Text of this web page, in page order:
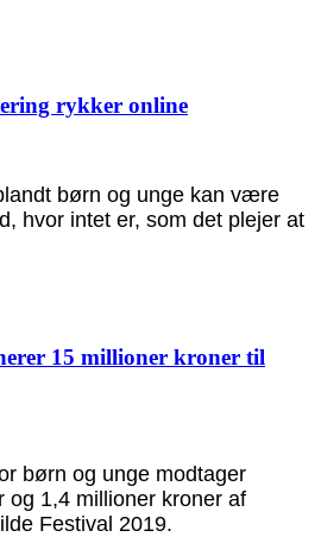
rykker online
børn og unge kan være
hvor intet er, som det plejer at
15 millioner kroner til
børn og unge modtager
og 1,4 millioner kroner af
Festival 2019.